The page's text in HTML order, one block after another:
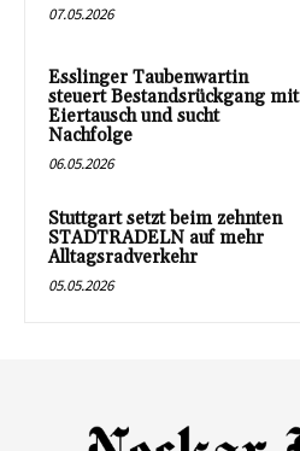
07.05.2026
Esslinger Taubenwartin
steuert Bestandsrückgang mit
Eiertausch und sucht
Nachfolge
06.05.2026
Stuttgart setzt beim zehnten
STADTRADELN auf mehr
Alltagsradverkehr
05.05.2026